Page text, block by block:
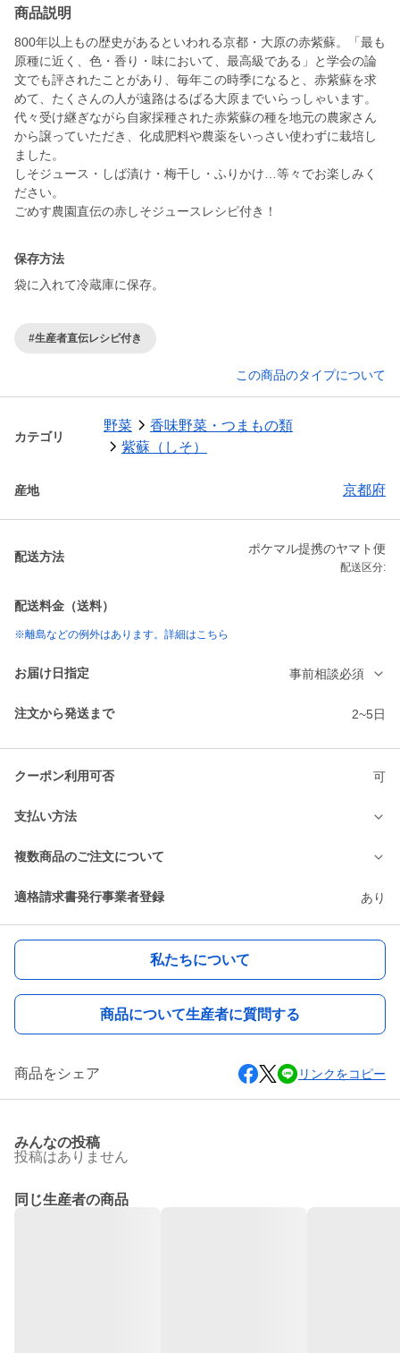
商品説明
800年以上もの歴史があるといわれる京都・大原の赤紫蘇。「最も
原種に近く、色・香り・味において、最高級である」と学会の論
文でも評されたことがあり、毎年この時季になると、赤紫蘇を求
めて、たくさんの人が遠路はるばる大原までいらっしゃいます。
代々受け継ぎながら自家採種された赤紫蘇の種を地元の農家さん
から譲っていただき、化成肥料や農薬をいっさい使わずに栽培し
ました。
しそジュース・しば漬け・梅干し・ふりかけ…等々でお楽しみく
ださい。
保存方法
袋に入れて冷蔵庫に保存。
#生産者直伝レシピ付き
この商品のタイプについて
カテゴリ
野菜
香味野菜・つまもの類
紫蘇（しそ）
産地 京都府
配送方法
ポケマル提携のヤマト便
配送区分:
配送料金（送料）
※離島などの例外はあります。詳細はこちら
お届け日指定 事前相談必須
注文から発送まで 2~5日
クーポン利用可否 可
支払い方法
複数商品のご注文について
適格請求書発行事業者登録 あり
私たちについて
商品について生産者に質問する
商品をシェア リンクをコピー
みんなの投稿
投稿はありません
同じ生産者の商品